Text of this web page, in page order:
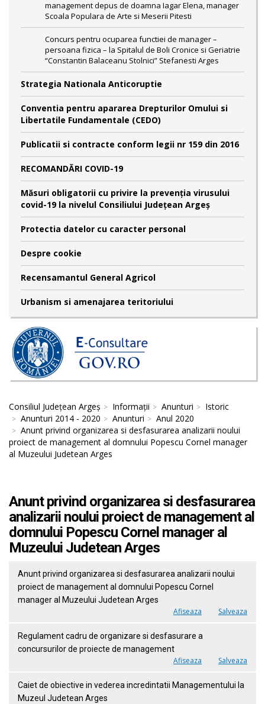
management depus de doamna Iagar Elena, manager
Scoala Populara de Arte si Meserii Pitesti
Concurs pentru ocuparea functiei de manager –
persoana fizica – la Spitalul de Boli Cronice si Geriatrie
“Constantin Balaceanu Stolnici” Stefanesti Arges
Strategia Nationala Anticoruptie
Conventia pentru apararea Drepturilor Omului si
Libertatile Fundamentale (CEDO)
Publicatii si contracte conform legii nr 159 din 2016
RECOMANDĂRI COVID-19
Măsuri obligatorii cu privire la prevenția virusului
covid-19 la nivelul Consiliului Județean Argeș
Protectia datelor cu caracter personal
Despre cookie
Recensamantul General Agricol
Urbanism si amenajarea teritoriului
Consiliul Județean Argeș Informații Anunturi
Istoric
Anunturi 2014 - 2020
Anunturi
Anul 2020
Anunt privind organizarea si desfasurarea analizarii noului
proiect de management al domnului Popescu Cornel manager
al Muzeului Judetean Arges
Anunt privind organizarea si desfasurarea
analizarii noului proiect de management al
domnului Popescu Cornel manager al
Muzeului Judetean Arges
Anunt privind organizarea si desfasurarea analizarii noului
proiect de management al domnului Popescu Cornel
manager al Muzeului Judetean Arges
Afiseaza Salveaza
Regulament cadru de organizare si desfasurare a
concursurilor de proiecte de management
Afiseaza Salveaza
Caiet de obiective in vederea incredintatii Managementului la
Muzeul Judetean Arges